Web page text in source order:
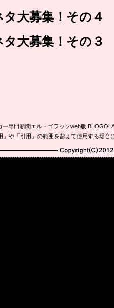
大募集！その４
大募集！その３
ー専門新聞エル・ゴラッソweb版
」や「引用」の範囲を超えて使用する場
Copyright(C)2010-